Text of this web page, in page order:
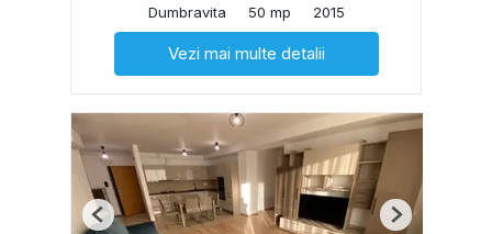
Dumbravita 50 mp 2015
Vezi mai multe detalii
Previous Next